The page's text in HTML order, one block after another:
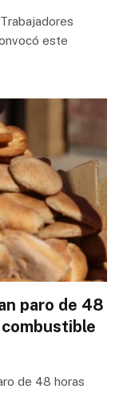
este
paro de 48
de 48 horas